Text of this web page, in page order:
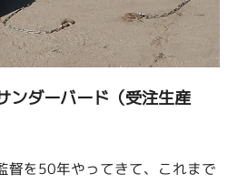
ンダーバード（受注生産
督を50年やってきて、これまで